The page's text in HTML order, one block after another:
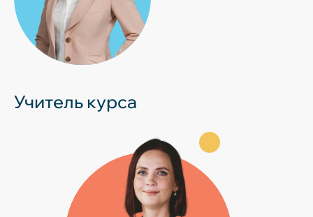
Учитель курса